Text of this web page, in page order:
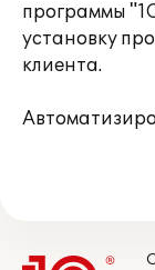
программы
установку
клиента.